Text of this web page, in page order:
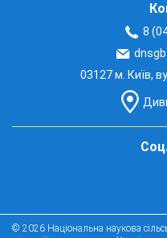
8
03127 м. Київ,
© 2026 Національна наукова